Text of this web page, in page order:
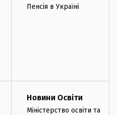
Пенсія в Україні
Новини Освіти
Міністерство освіти та